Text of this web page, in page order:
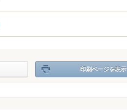
印刷ページを表示